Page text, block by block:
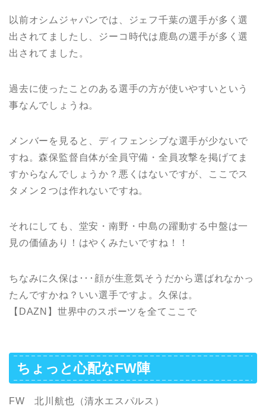
以前オシムジャパンでは、ジェフ千葉の選手が多く選
出されてましたし、ジーコ時代は鹿島の選手が多く選
出されてました。
過去に使ったことのある選手の方が使いやすいという
事なんでしょうね。
メンバーを見ると、ディフェンシブな選手が少ないで
すね。森保監督自体が全員守備・全員攻撃を掲げてま
すからなんでしょうか？悪くはないですが、ここでス
タメン２つは作れないですね。
それにしても、堂安・南野・中島の躍動する中盤は一
見の価値あり！はやくみたいですね！！
ちなみに久保は･･･顔が生意気そうだから選ばれなかっ
たんですかね？いい選手ですよ。久保は。
【DAZN】世界中のスポーツを全てここで
ちょっと心配なFW陣
FW 北川航也（清水エスパルス）